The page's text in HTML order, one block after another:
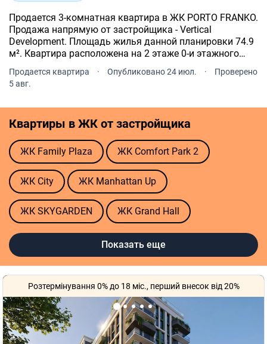
Продается 3-комнатная квартира в ЖК PORTO FRANKO.
Продажа напрямую от застройщика - Vertical
Development. Площадь жилья данной планировки 74.9
м². Квартира расположена на 2 этаже 0-и этажного
Продается квартира · Опубликовано 24 июл. ·
Проверено
5 авг.
Квартиры в ЖК от застройщика
ЖК Family Plaza ЖК Comfort Park 2
ЖК City ЖК Manhattan Up
ЖК SKYGARDEN ЖК Grand Hall
ЖК Family Plaza 2
ЖК PORTO FRANKO ЖК Империя
ЖК Опришівська Слобода ЖК Квартал №5
Показать еще
Розтермінування 0% до 18 міс., перший внесок від 20%